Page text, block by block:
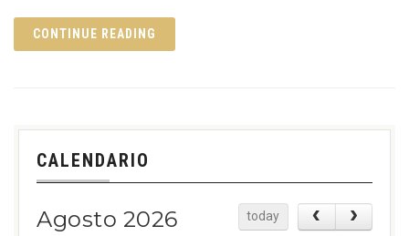
CONTINUE READING
CALENDARIO
Agosto 2026 today